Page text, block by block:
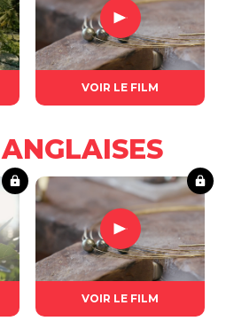
VOIR LE FILM
VOIR LE FILM